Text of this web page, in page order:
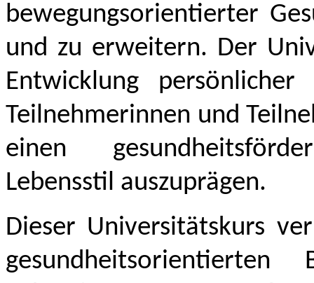
bewegungsorientierter
und zu erweitern. Der
Entwicklung
Teilnehmerinnen und
einen
Lebensstil auszuprägen.
Dieser Universitätskurs